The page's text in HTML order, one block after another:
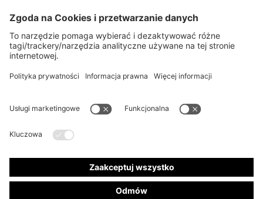
Newsletter
Comiesięczne wiadomości o innowacyjnych
produktach
Wybierz swój obszar tematyczny: rzemiosło lub
© 2026 Hesse GmbH & Co. KG
Newsletter
Kontakt
Ogólne Warunki Handlowe
Ochrona danych CoC